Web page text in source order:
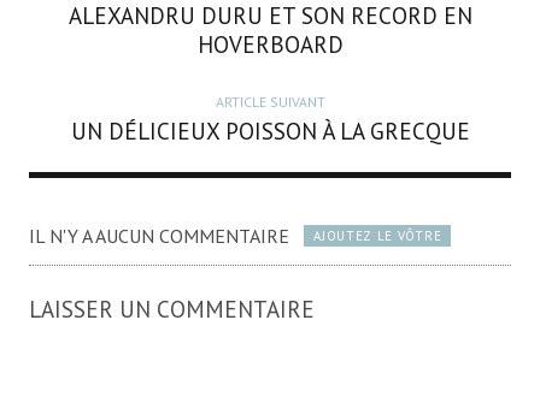
ALEXANDRU DURU ET SON RECORD EN
HOVERBOARD
ARTICLE SUIVANT
UN DÉLICIEUX POISSON À LA GRECQUE
IL N'Y A AUCUN COMMENTAIRE AJOUTEZ LE VÔTRE
LAISSER UN COMMENTAIRE